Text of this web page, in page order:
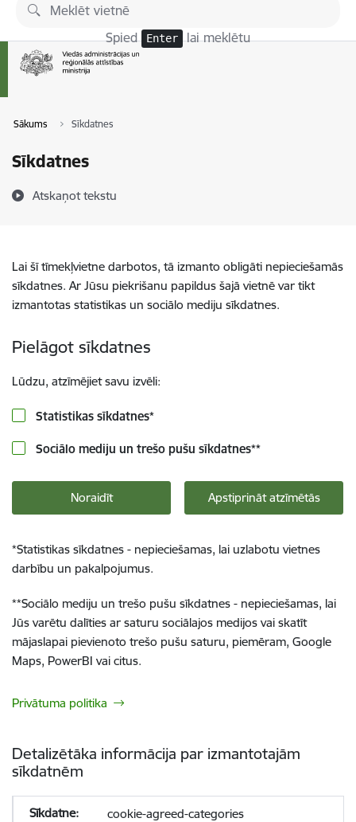
Pāriet uz lapas saturu
Spied Enter lai meklētu
Sākums Sīkdatnes
Sīkdatnes
Atskaņot tekstu
Lai šī tīmekļvietne darbotos, tā izmanto obligāti nepieciešamās
sīkdatnes. Ar Jūsu piekrišanu papildus šajā vietnē var tikt
izmantotas statistikas un sociālo mediju sīkdatnes.
Pielāgot sīkdatnes
Lūdzu, atzīmējiet savu izvēli:
Statistikas sīkdatnes*
Sociālo mediju un trešo pušu sīkdatnes**
Noraidīt Apstiprināt atzīmētās
*Statistikas sīkdatnes - nepieciešamas, lai uzlabotu vietnes
darbību un pakalpojumus.
**Sociālo mediju un trešo pušu sīkdatnes - nepieciešamas, lai
Jūs varētu dalīties ar saturu sociālajos medijos vai skatīt
mājaslapai pievienoto trešo pušu saturu, piemēram, Google
Maps, PowerBI vai citus.
Privātuma politika
Detalizētāka informācija par izmantotajām
sīkdatnēm
cookie-agreed-categories